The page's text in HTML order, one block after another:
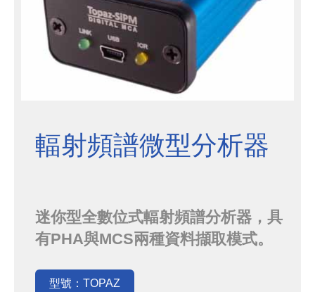
輻射頻譜微型分析器
迷你型全數位式輻射頻譜分析器，具
有PHA與MCS兩種資料擷取模式。
測器，例如SiPM, NaI(Tl), LaBr3
型號：TOPAZ